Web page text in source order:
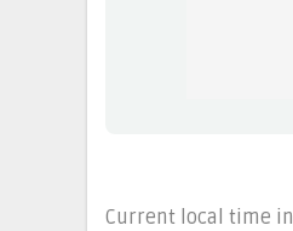
Current local time in